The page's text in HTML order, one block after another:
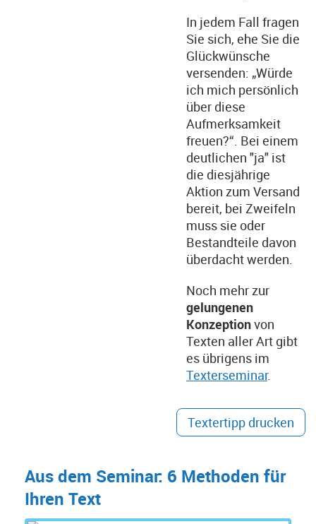
In jedem Fall fragen
Sie sich, ehe Sie die
Glückwünsche
versenden: „Würde
ich mich persönlich
über diese
Aufmerksamkeit
freuen?“. Bei einem
deutlichen "ja" ist
die diesjährige
Aktion zum Versand
bereit, bei Zweifeln
muss sie oder
Bestandteile davon
überdacht werden.
Noch mehr zur
gelungenen
Konzeptionvon
Texten aller Art gibt
es übrigens im
Texterseminar.
Textertipp drucken
Aus dem Seminar: 6 Methoden für
Ihren Text